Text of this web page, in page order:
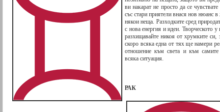
ви накарат не просто да се
със стари приятели внася нов нюанс
някои неща. Разходките сред
с нова енергия и идеи. Творческото у
разхищавайте никоя от хрумките си,
скоро всяка една от тях ще намери
отношение към света и към самите
всяка ситуация.
РАК